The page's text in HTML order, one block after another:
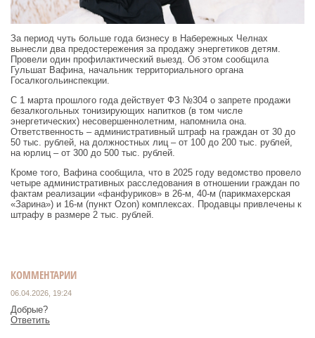
За период чуть больше года бизнесу в Набережных Челнах
вынесли два предостережения за продажу энергетиков детям.
Провели один профилактический выезд. Об этом сообщила
Гульшат Вафина, начальник территориального органа
Госалкогольинспекции.
С 1 марта прошлого года действует ФЗ №304 о запрете продажи
безалкогольных тонизирующих напитков (в том числе
энергетических) несовершеннолетним, напомнила она.
Ответственность – административный штраф на граждан от 30 до
50 тыс. рублей, на должностных лиц – от 100 до 200 тыс. рублей,
на юрлиц – от 300 до 500 тыс. рублей.
Кроме того, Вафина сообщила, что в 2025 году ведомство провело
четыре административных расследования в отношении граждан по
фактам реализации «фанфуриков» в 26-м, 40-м (парикмахерская
«Зарина») и 16-м (пункт Ozon) комплексах. Продавцы привлечены к
штрафу в размере 2 тыс. рублей.
КОММЕНТАРИИ
06.04.2026, 19:24
Добрые?
Ответить